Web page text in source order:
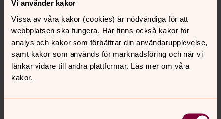
Vi använder kakor
Vissa av våra kakor (cookies) är nödvändiga för att
webbplatsen ska fungera. Här finns också kakor för
analys och kakor som förbättrar din användarupplevelse,
samt kakor som används för marknadsföring och när vi
länkar vidare till andra plattformar. Läs mer om våra
kakor.
en ritual för avsked. Under begravningsgudstjänsten
överlämnar vi den som har dött till Gud. Prästen lyser
frid över den avlidne och överlåter henne i Guds
gemenskap och evig frid.
Synpunkter eller frågor på sidans